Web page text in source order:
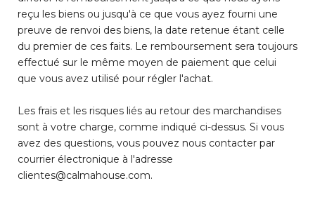
reçu les biens ou jusqu'à ce que vous ayez fourni une
preuve de renvoi des biens, la date retenue étant celle
du premier de ces faits. Le remboursement sera toujours
effectué sur le même moyen de paiement que celui
que vous avez utilisé pour régler l'achat.
Les frais et les risques liés au retour des marchandises
sont à votre charge, comme indiqué ci-dessus. Si vous
avez des questions, vous pouvez nous contacter par
courrier électronique à l'adresse
clientes@calmahouse.com.